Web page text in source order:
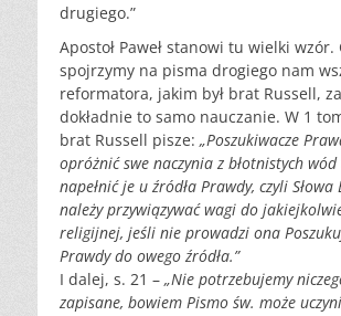
drugiego.”
Apostoł Paweł stanowi tu wielki wzór.
spojrzymy na pisma drogiego nam
reformatora, jakim był brat Russell,
dokładnie to samo nauczanie. W 1
brat Russell pisze: „Poszukiwacze
opróżnić swe naczynia z błotnistych
napełnić je u źródła Prawdy, czyli Słowa
należy przywiązywać wagi do
religijnej, jeśli nie prowadzi ona
Prawdy do owego źródła.”
I dalej, s. 21 – „Nie potrzebujemy
zapisane, bowiem Pismo św. może